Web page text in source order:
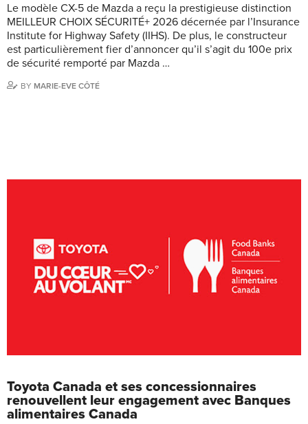
Le modèle CX-5 de Mazda a reçu la prestigieuse distinction
MEILLEUR CHOIX SÉCURITÉ+ 2026 décernée par l’Insurance
Institute for Highway Safety (IIHS). De plus, le constructeur
est particulièrement fier d’annoncer qu’il s’agit du 100e prix
de sécurité remporté par Mazda …
BY MARIE-EVE CÔTÉ
Toyota Canada et ses concessionnaires
renouvellent leur engagement avec Banques
alimentaires Canada